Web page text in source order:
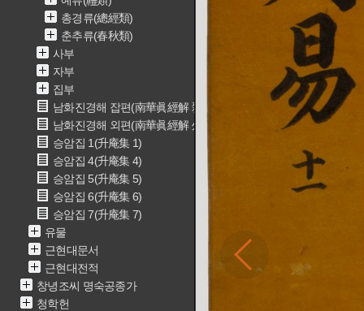
총경류(總經類)
춘추류(春秋類)
사부
자부
집부
남화진경해 잡편(南華眞經解 雜篇)
남화진경해 외편(南華眞經解 外篇)
승암집 1(升庵集 1)
승암집 4(升庵集 4)
승암집 5(升庵集 5)
승암집 6(升庵集 6)
승암집 7(升庵集 7)
유물
근현대문서
근현대전적
창녕조씨 명숙공종가
청학헌